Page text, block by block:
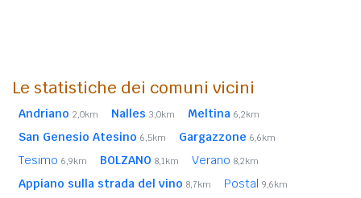
Le statistiche dei comuni vicini
Andriano 2,0km Nalles 3,0km Meltina 6,2km
San Genesio Atesino 6,5km Gargazzone 6,6km
Tesimo 6,9km BOLZANO 8,1km Verano 8,2km
Appiano sulla strada del vino 8,7km Postal 9,6km